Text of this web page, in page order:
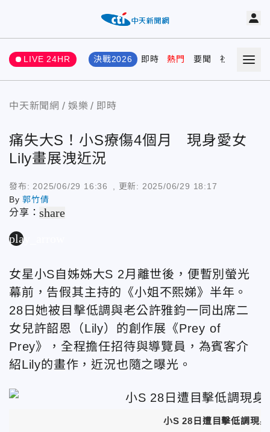
LIVE 24HR 決戰2026 即時 熱門 要聞 社會 娛樂
中天新聞網 娛樂 即時
痛失大S！小S療傷4個月 現身愛女
Lily畫展洩近況
發布: 2025/06/29 16:36 , 更新: 2025/06/29 18:17
By郭竹倩
分享：share
play_arrow
女星小S自姊姊大S 2月離世後，便暫別螢光
幕前，告假其主持的《小姐不熙娣》半年。
28日她被目擊低調與老公許雅鈞一同出席二
女兒許韶恩 （Lily）的創作展《Prey of
Prey》，全程擔任招待與導覽員，為賓客介
紹Lily的畫作，近況也隨之曝光。
小S 28日遭目擊低調現